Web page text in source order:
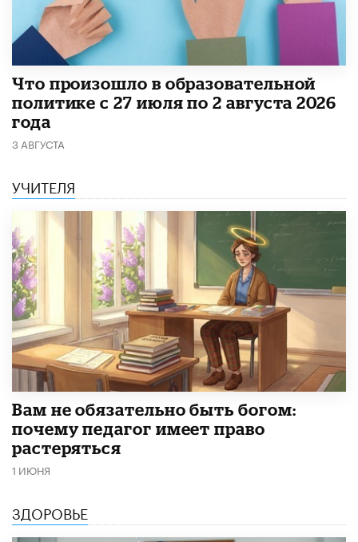
​Что произошло в образовательной
политике с 27 июля по 2 августа 2026
года
3 АВГУСТА
УЧИТЕЛЯ
​Вам не обязательно быть богом:
почему педагог имеет право
растеряться
1 ИЮНЯ
ЗДОРОВЬЕ